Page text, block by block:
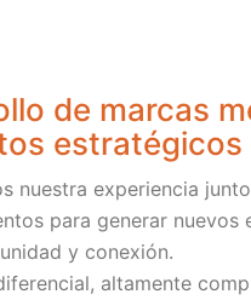
de marcas
estratégicos
nuestra experiencia
para generar nuevos
y conexión.
altamente